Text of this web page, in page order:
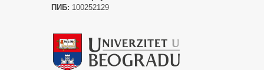
ПИБ: 100252129